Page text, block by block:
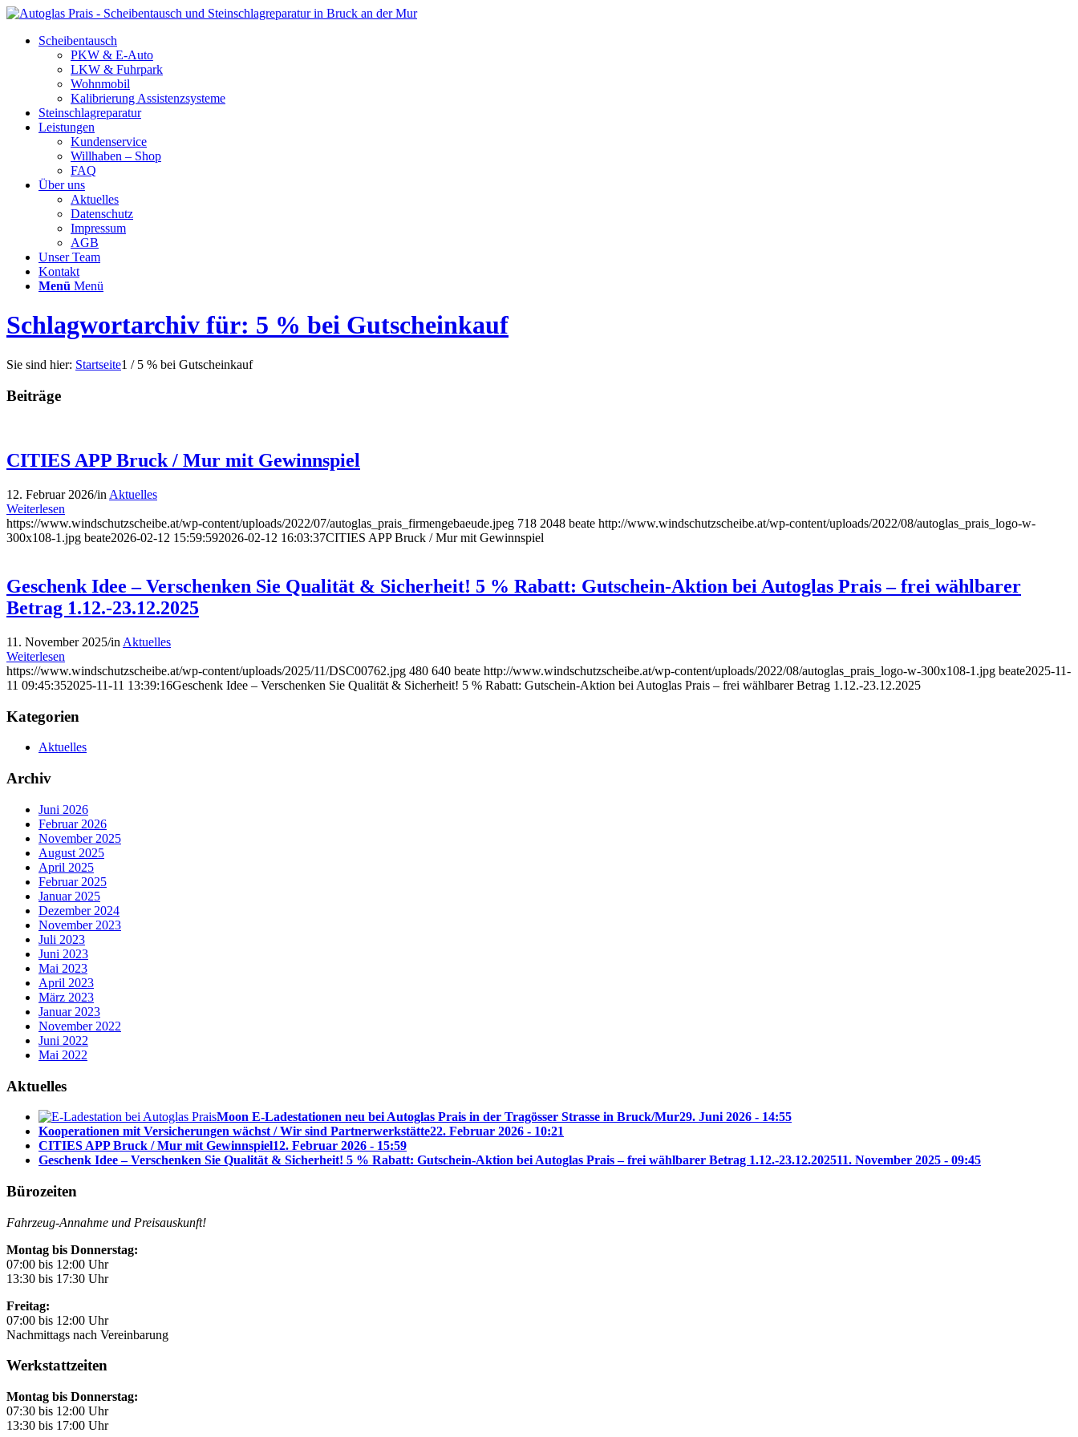
Scheibentausch
PKW & E-Auto
LKW & Fuhrpark
Wohnmobil
Kalibrierung Assistenzsysteme
Steinschlagreparatur
Leistungen
Kundenservice
Willhaben – Shop
FAQ
Über uns
Aktuelles
Datenschutz
Impressum
AGB
Unser Team
Kontakt
Menü Menü
Schlagwortarchiv für: 5 % bei Gutscheinkauf
Sie sind hier: Startseite1 / 5 % bei Gutscheinkauf
Beiträge
CITIES APP Bruck / Mur mit Gewinnspiel
12. Februar 2026/in Aktuelles
Weiterlesen
https://www.windschutzscheibe.at/wp-content/uploads/2022/07/autoglas_prais_firmengebaeude.jpeg 718 2048 beate http://www.windschutzscheibe.at/wp-content/uploads/2022/08/autoglas_prais_logo-w-
300x108-1.jpg beate2026-02-12 15:59:592026-02-12 16:03:37CITIES APP Bruck / Mur mit Gewinnspiel
Geschenk Idee – Verschenken Sie Qualität & Sicherheit! 5 % Rabatt: Gutschein-Aktion bei Autoglas Prais – frei wählbarer
Betrag 1.12.-23.12.2025
11. November 2025/in Aktuelles
Weiterlesen
https://www.windschutzscheibe.at/wp-content/uploads/2025/11/DSC00762.jpg 480 640 beate http://www.windschutzscheibe.at/wp-content/uploads/2022/08/autoglas_prais_logo-w-300x108-1.jpg beate2025-11-
11 09:45:352025-11-11 13:39:16Geschenk Idee – Verschenken Sie Qualität & Sicherheit! 5 % Rabatt: Gutschein-Aktion bei Autoglas Prais – frei wählbarer Betrag 1.12.-23.12.2025
Kategorien
Aktuelles
Archiv
Juni 2026
Februar 2026
November 2025
August 2025
April 2025
Februar 2025
Januar 2025
Dezember 2024
November 2023
Juli 2023
Juni 2023
Mai 2023
April 2023
März 2023
Januar 2023
November 2022
Juni 2022
Mai 2022
Aktuelles
Moon E-Ladestationen neu bei Autoglas Prais in der Tragösser Strasse in Bruck/Mur29. Juni 2026 - 14:55
Kooperationen mit Versicherungen wächst / Wir sind Partnerwerkstätte22. Februar 2026 - 10:21
CITIES APP Bruck / Mur mit Gewinnspiel12. Februar 2026 - 15:59
Geschenk Idee – Verschenken Sie Qualität & Sicherheit! 5 % Rabatt: Gutschein-Aktion bei Autoglas Prais – frei wählbarer Betrag 1.12.-23.12.202511. November 2025 - 09:45
Bürozeiten
Fahrzeug-Annahme und Preisauskunft!
Montag bis Donnerstag:
07:00 bis 12:00 Uhr
13:30 bis 17:30 Uhr
Freitag:
07:00 bis 12:00 Uhr
Nachmittags nach Vereinbarung
Werkstattzeiten
Montag bis Donnerstag:
07:30 bis 12:00 Uhr
13:30 bis 17:00 Uhr